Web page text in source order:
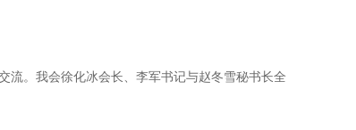
。我会徐化冰会长、李军书记与赵冬雪秘书长全